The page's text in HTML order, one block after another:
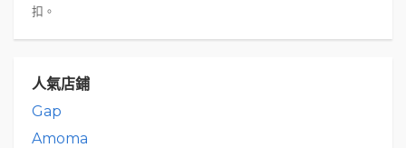
扣。
人氣店鋪
Gap
Amoma